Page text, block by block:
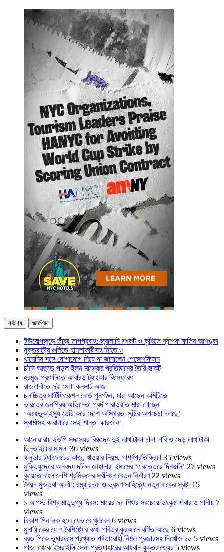
সর্বশেষ জনপ্রিয়
ইউরোপজুড়ে তীব্র তাপপ্রবাহ: জ্বালানি সংকট ও কৃষিতে ব্যাপক ক্ষতির আশঙ্কা
যুক্তরাষ্ট্রে গুলিতে হামলাকারীসহ নিহত ৩
খামেনির সঙ্গে যোগাযোগ নিয়ে যা জানালেন পেজেশকিয়ান
চাঁদে আছড়ে পড়ল ইলন মাস্কের প্রতিষ্ঠানের তৈরি রকেট
হরমুজ প্রণালিতে আবারও ট্যাংকার বিস্ফোরণ
রাজধানীতে দুই মেগা কনসার্ট আজ
চলচ্চিত্র সার্টিফিকেশন বোর্ড পুনর্গঠন, যারা আছেন কমিটিতে
ভারতের জনপ্রিয় অভিনেতা প্রদীপ রাওয়াত মারা গেছেন
‘অহেতুক ইস্যু তৈরি করে দেশে অস্থিরতা সৃষ্টির অপচেষ্টা চলছে’
স্বামীসহ কারাগারে সেই শান্তা ফারজানা
আনোয়ারায় ইউপি সদস্যের বিরুদ্ধে দুই লাখ টাকা চাঁদা দাবি ও দেড় লাখ টাকা
ছিনতাইয়ের মামলা 36 views
ফ্লুভার ট্যাবলেটের কাজ, খাওয়ার নিয়ম, পার্শ্বপ্রতিক্রিয়া 35 views
মুক্তিযুদ্ধের অনবদ্য দলিল জাহানারা ইমামের ‘একাত্তরে দিনগুলি’ 27 views
কুয়েতে বাংলাদেশি শ্রমিকদের সর্বনিম্ন বেতন নির্ধারণ 22 views
সৈয়দ মুজতবা আলী : রম্য রচনা ও ভ্রমণ সাহিত্যে নতুন বাকের স্রষ্টা 15
views
১ আগস্ট বিশ্ব মাতৃদুগ্ধ দিবস: মায়ের দুধ শিশুর সবচেয়ে উৎকৃষ্ট খাবার ও পানীয় 7
views
বিকাশ পিন লক হলে যেভাবে খুলবেন 6 views
মুনাফিকের যে ৭ বৈশিষ্ট্যের কথা পবিত্র কুরআনে বর্ণিত আছে 6 views
ব্রড পিকে তুষারধসে প্রখ্যাত পর্বতারোহী নির্মল ‍পুরজারসহ নিখোঁজ ১০ 5 views
গাজা থেকে ইসরাইলি সেনা প্রত্যাহারের আহ্বান যুক্তরাজ্যের 5 views